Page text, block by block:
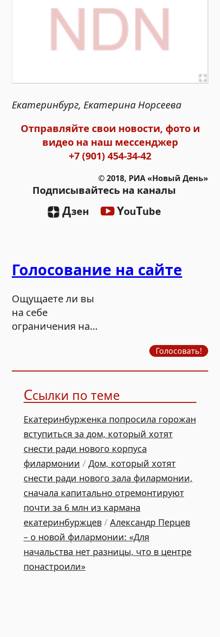
Екатеринбург, Екатерина Норсеева
Отправляйте свои новости, фото и
видео на наш мессенджер
+7 (901) 454-34-42
© 2018, РИА «Новый День»
Подписывайтесь на каналы
Дзен YouTube
Голосование на сайте
Ощущаете ли вы
на себе
ограничения на
Голосовать!
Ссылки по теме
Екатеринбурженка попросила горожан
вступиться за дом, который хотят
снести ради нового корпуса
филармонии / Дом, который хотят
снести ради нового зала филармонии,
сначала капитально отремонтируют
почти за 6 млн из кармана
екатеринбуржцев / Александр Перцев
– о новой филармонии: «Для
начальства нет разницы, что в центре
понастроили»